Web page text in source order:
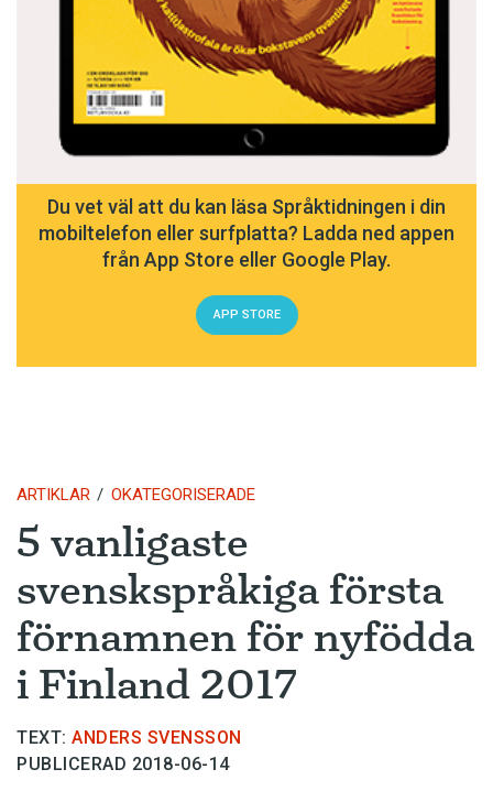
Du vet väl att du kan läsa Språktidningen i din
mobiltelefon eller surfplatta? Ladda ned appen
från App Store eller Google Play.
APP STORE
ARTIKLAR OKATEGORISERADE
5 vanligaste
svenskspråkiga första
förnamnen för nyfödda
i Finland 2017
TEXT: ANDERS SVENSSON
PUBLICERAD 2018-06-14